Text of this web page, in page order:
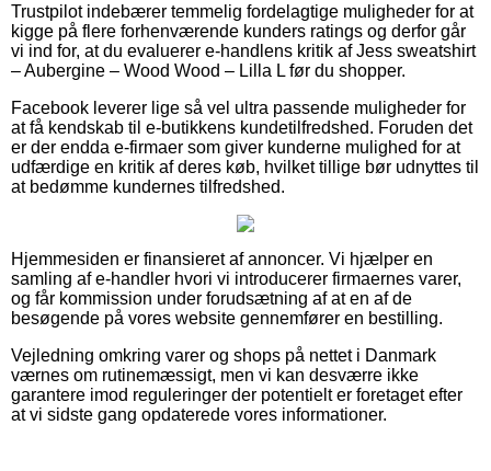
Trustpilot indebærer temmelig fordelagtige muligheder for at
kigge på flere forhenværende kunders ratings og derfor går
vi ind for, at du evaluerer e-handlens kritik af Jess sweatshirt
– Aubergine – Wood Wood – Lilla L før du shopper.
Facebook leverer lige så vel ultra passende muligheder for
at få kendskab til e-butikkens kundetilfredshed. Foruden det
er der endda e-firmaer som giver kunderne mulighed for at
udfærdige en kritik af deres køb, hvilket tillige bør udnyttes til
at bedømme kundernes tilfredshed.
Hjemmesiden er finansieret af annoncer. Vi hjælper en
samling af e-handler hvori vi introducerer firmaernes varer,
og får kommission under forudsætning af at en af de
besøgende på vores website gennemfører en bestilling.
Vejledning omkring varer og shops på nettet i Danmark
værnes om rutinemæssigt, men vi kan desværre ikke
garantere imod reguleringer der potentielt er foretaget efter
at vi sidste gang opdaterede vores informationer.